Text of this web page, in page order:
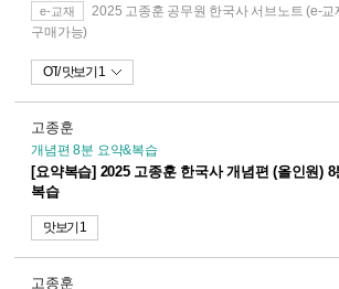
e-교재
2025 고종훈 공무원 한국사 서브노트 (e-교
구매가능)
OT 맛보기 1
고종훈
개념편 8분 요약&복습
[요약복습] 2025 고종훈 한국사 개념편 (올인원)
복습
맛보기 1
고종훈